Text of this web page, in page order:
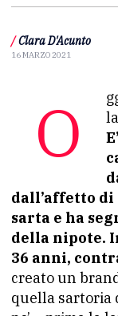
/ Clara D'Acunto
16 MARZO 2021
Oggi crea abiti di alta moda nel
dall’affetto di
sarta e ha
della nipote.
36 anni,
creato un
quella sartoria